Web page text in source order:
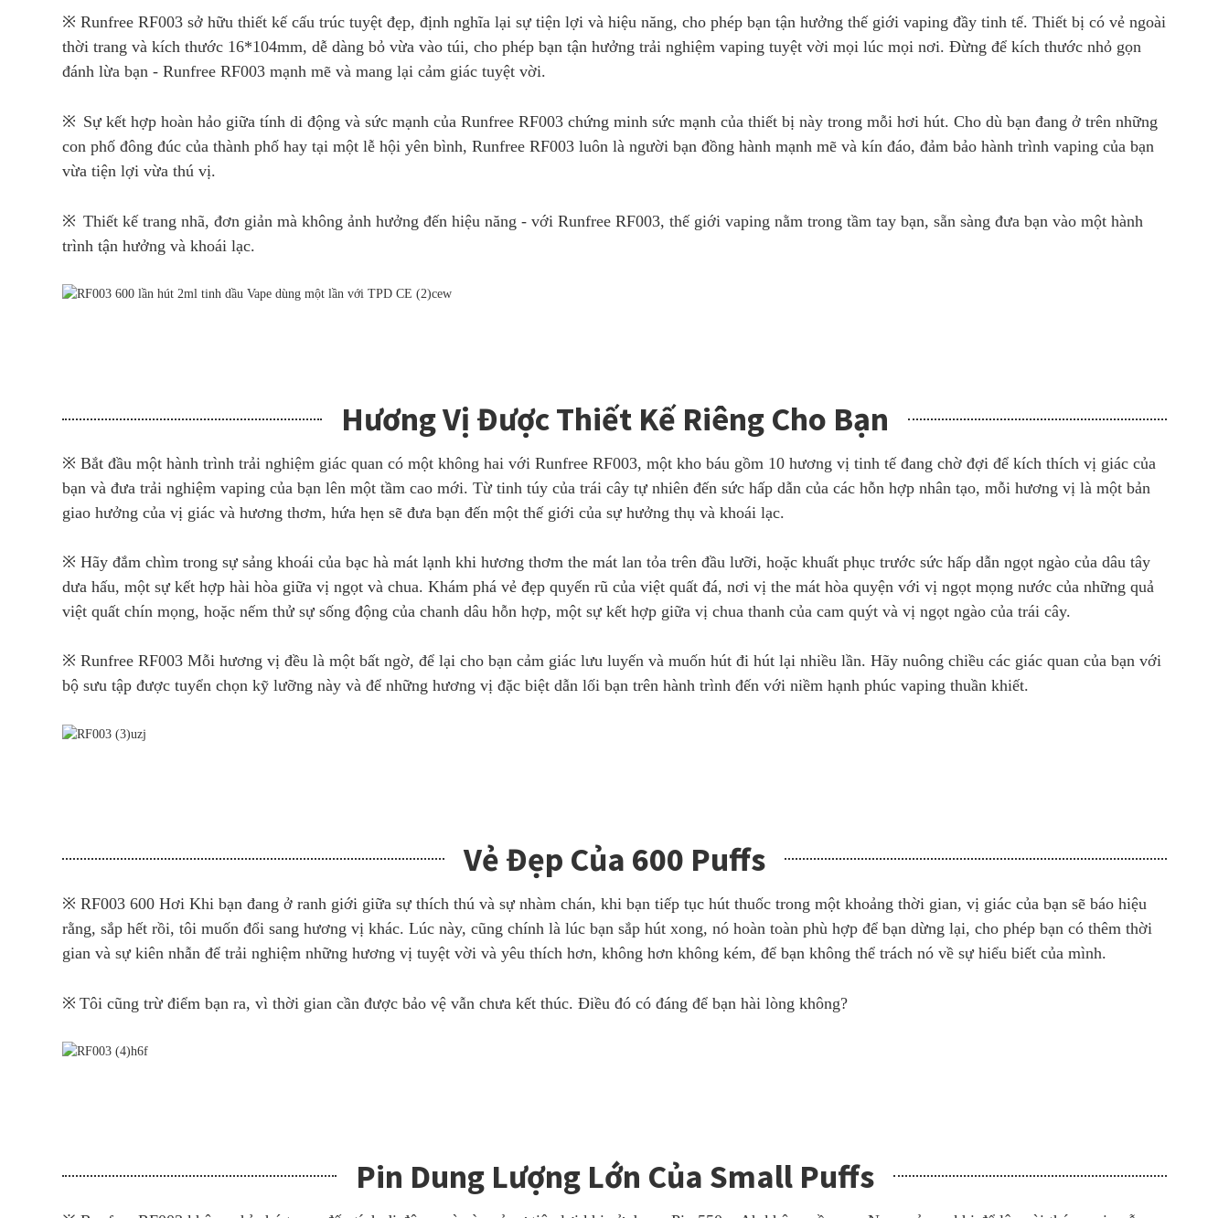
※ Runfree RF003 sở hữu thiết kế cấu trúc tuyệt đẹp, định nghĩa lại sự tiện lợi và hiệu năng, cho phép bạn tận hưởng thế giới vaping đầy tinh tế. Thiết bị có vẻ ngoài
thời trang và kích thước 16*104mm, dễ dàng bỏ vừa vào túi, cho phép bạn tận hưởng trải nghiệm vaping tuyệt vời mọi lúc mọi nơi. Đừng để kích thước nhỏ gọn
đánh lừa bạn - Runfree RF003 mạnh mẽ và mang lại cảm giác tuyệt vời.
※ Sự kết hợp hoàn hảo giữa tính di động và sức mạnh của Runfree RF003 chứng minh sức mạnh của thiết bị này trong mỗi hơi hút. Cho dù bạn đang ở trên những
con phố đông đúc của thành phố hay tại một lễ hội yên bình, Runfree RF003 luôn là người bạn đồng hành mạnh mẽ và kín đáo, đảm bảo hành trình vaping của bạn
vừa tiện lợi vừa thú vị.
※ Thiết kế trang nhã, đơn giản mà không ảnh hưởng đến hiệu năng - với Runfree RF003, thế giới vaping nằm trong tầm tay bạn, sẵn sàng đưa bạn vào một hành
trình tận hưởng và khoái lạc.
Hương Vị Được Thiết Kế Riêng Cho Bạn
※ Bắt đầu một hành trình trải nghiệm giác quan có một không hai với Runfree RF003, một kho báu gồm 10 hương vị tinh tế đang chờ đợi để kích thích vị giác của
bạn và đưa trải nghiệm vaping của bạn lên một tầm cao mới. Từ tinh túy của trái cây tự nhiên đến sức hấp dẫn của các hỗn hợp nhân tạo, mỗi hương vị là một bản
giao hưởng của vị giác và hương thơm, hứa hẹn sẽ đưa bạn đến một thế giới của sự hưởng thụ và khoái lạc.
※ Hãy đắm chìm trong sự sảng khoái của bạc hà mát lạnh khi hương thơm the mát lan tỏa trên đầu lưỡi, hoặc khuất phục trước sức hấp dẫn ngọt ngào của dâu tây
dưa hấu, một sự kết hợp hài hòa giữa vị ngọt và chua. Khám phá vẻ đẹp quyến rũ của việt quất đá, nơi vị the mát hòa quyện với vị ngọt mọng nước của những quả
việt quất chín mọng, hoặc nếm thử sự sống động của chanh dâu hỗn hợp, một sự kết hợp giữa vị chua thanh của cam quýt và vị ngọt ngào của trái cây.
※ Runfree RF003 Mỗi hương vị đều là một bất ngờ, để lại cho bạn cảm giác lưu luyến và muốn hút đi hút lại nhiều lần. Hãy nuông chiều các giác quan của bạn với
bộ sưu tập được tuyển chọn kỹ lưỡng này và để những hương vị đặc biệt dẫn lối bạn trên hành trình đến với niềm hạnh phúc vaping thuần khiết.
Vẻ Đẹp Của 600 Puffs
※ RF003 600 Hơi Khi bạn đang ở ranh giới giữa sự thích thú và sự nhàm chán, khi bạn tiếp tục hút thuốc trong một khoảng thời gian, vị giác của bạn sẽ báo hiệu
rằng, sắp hết rồi, tôi muốn đổi sang hương vị khác. Lúc này, cũng chính là lúc bạn sắp hút xong, nó hoàn toàn phù hợp để bạn dừng lại, cho phép bạn có thêm thời
gian và sự kiên nhẫn để trải nghiệm những hương vị tuyệt vời và yêu thích hơn, không hơn không kém, để bạn không thể trách nó về sự hiểu biết của mình.
※ Tôi cũng trừ điểm bạn ra, vì thời gian cần được bảo vệ vẫn chưa kết thúc. Điều đó có đáng để bạn hài lòng không?
Pin Dung Lượng Lớn Của Small Puffs